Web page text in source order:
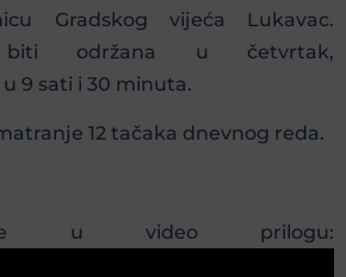
Gradskog vijeća Lukavac.
održana u četvrtak,
9 sati i 30 minuta.
12 tačaka dnevnog reda.
u video prilogu: